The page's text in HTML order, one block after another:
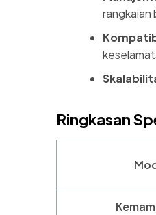
rangkaian
Ringkasan